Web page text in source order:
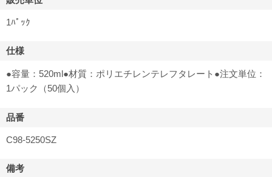
1ﾊﾟｯｸ
仕様
●容量：520ml●材質：ポリエチレンテレフタレート●注文単位：
1パック（50個入）
品番
C98-5250SZ
備考